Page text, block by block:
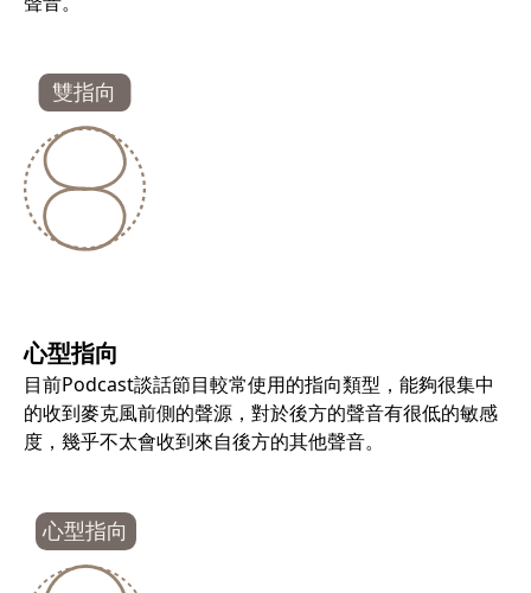
心型指向
目前Podcast談話節目較常使用的指向類型，能夠很集中
的收到麥克風前側的聲源，對於後方的聲音有很低的敏感
度，幾乎不太會收到來自後方的其他聲音。